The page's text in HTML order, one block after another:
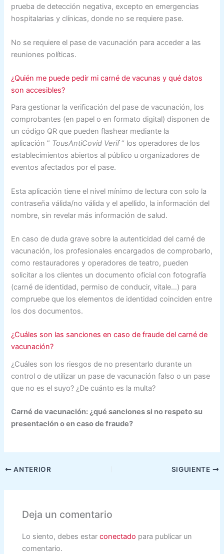
prueba de detección negativa, excepto en emergencias
hospitalarias y clínicas, donde no se requiere pase.
No se requiere el pase de vacunación para acceder a las
reuniones políticas.
¿Quién me puede pedir mi carné de vacunas y qué datos
son accesibles?
Para gestionar la verificación del pase de vacunación, los
comprobantes (en papel o en formato digital) disponen de
un código QR que pueden flashear mediante la
aplicación” TousAntiCovid Verif“ los operadores de los
establecimientos abiertos al público u organizadores de
eventos afectados por el pase.
Esta aplicación tiene el nivel mínimo de lectura con solo la
contraseña válida/no válida y el apellido, la información del
nombre, sin revelar más información de salud.
En caso de duda grave sobre la autenticidad del carné de
vacunación, los profesionales encargados de comprobarlo,
como restauradores y operadores de teatro, pueden
solicitar a los clientes un documento oficial con fotografía
(carné de identidad, permiso de conducir, vitale…) para
compruebe que los elementos de identidad coinciden entre
los dos documentos.
¿Cuáles son las sanciones en caso de fraude del carné de
vacunación?
¿Cuáles son los riesgos de no presentarlo durante un
control o de utilizar un pase de vacunación falso o un pase
que no es el suyo? ¿De cuánto es la multa?
Carné de vacunación: ¿qué sanciones si no respeto su
presentación o en caso de fraude?
ANTERIOR SIGUIENTE
Deja un comentario
Lo siento, debes estarconectado para publicar un
comentario.